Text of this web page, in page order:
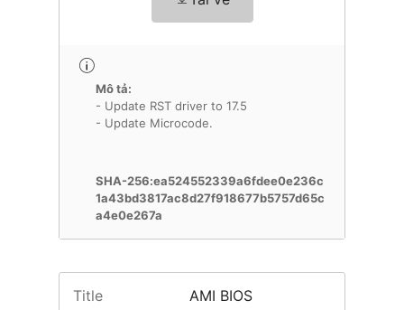
Mô tả:
- Update RST driver to 17.5
SHA-256:ea524552339a6fdee0e236c
1a43bd3817ac8d27f918677b5757d65c
a4e0e267a
Title AMI BIOS